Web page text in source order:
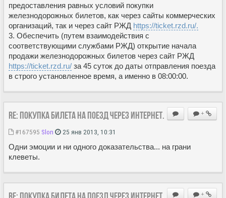
предоставления равных условий покупки
железнодорожных билетов, как через сайты коммерческих
организаций, так и через сайт РЖД https://ticket.rzd.ru/.
3. Обеспечить (путем взаимодействия с
соответствующими службами РЖД) открытие начала
продажи железнодорожных билетов через сайт РЖД
https://ticket.rzd.ru/ за 45 суток до даты отправления поезда
в строго установленное время, а именно в 08:00:00.
+
Re: Покупка билета на поезд через Интернет.
#167595 Slon 25 янв 2013, 10:31
Одни эмоции и ни одного доказательства... на грани
клеветы.
+